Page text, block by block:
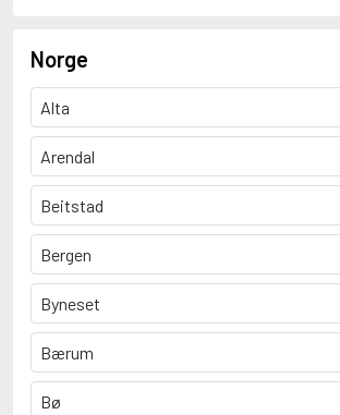
Norge
Alta
Arendal
Beitstad
Bergen
Byneset
Bærum
Bø